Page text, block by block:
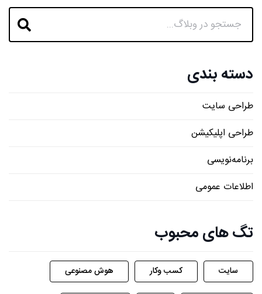
دسته بندی
طراحی سایت
طراحی اپلیکیشن
برنامه‌نویسی
اطلاعات عمومی
تگ های محبوب
سایت کسب وکار هوش مصنوعی